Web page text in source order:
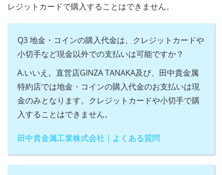
レジットカードで購入することはできません。
Q3 地金・コインの購入代金は、クレジットカードや
小切手など現金以外での支払いは可能ですか？
A.いいえ。直営店GINZA TANAKA及び、田中貴金属
特約店では地金・コインの購入代金のお支払いは現
金のみとなります。クレジットカードや小切手で購
入することはできません。
田中貴金属工業株式会社｜よくある質問